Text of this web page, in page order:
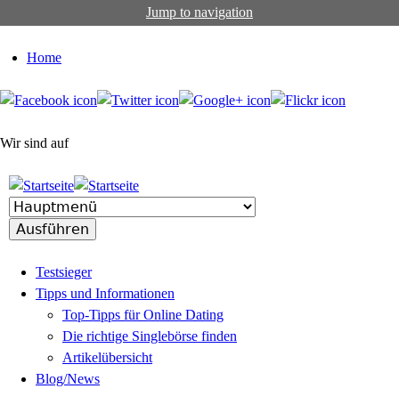
Jump to navigation
Home
Wir sind auf
Testsieger
Tipps und Informationen
Top-Tipps für Online Dating
Die richtige Singlebörse finden
Artikelübersicht
Blog/News